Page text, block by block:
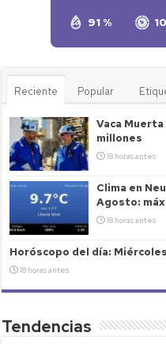
91 %
Reciente Popular
Vaca
millones
18 horas antes
Clima en
Agosto:
18 horas antes
Horóscopo del día:
18 horas antes
Tendencias